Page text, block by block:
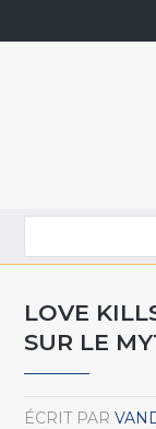
LOVE
SUR LE
ÉCRIT PAR